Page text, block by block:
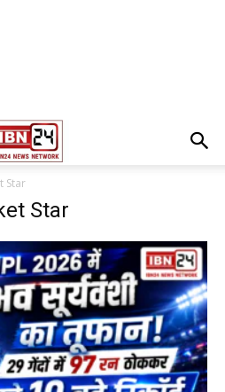
Star
Star